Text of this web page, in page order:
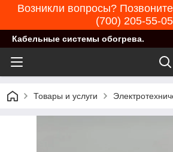
Возникли вопросы?
(700) 205-55-05
Кабельные системы обогрева.
Товары и услуги